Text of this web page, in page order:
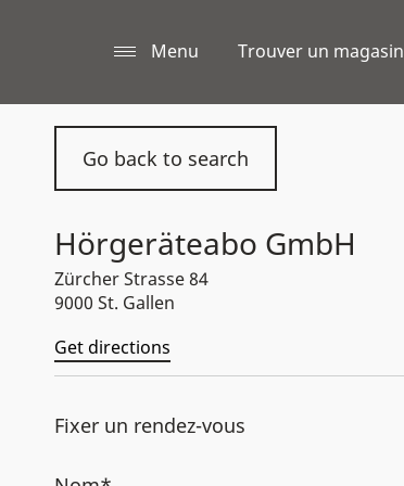
Menu Trouver un magasin
Go back to search
Hörgeräteabo GmbH
Zürcher Strasse 84
9000 St. Gallen
Get directions
Fixer un rendez-vous